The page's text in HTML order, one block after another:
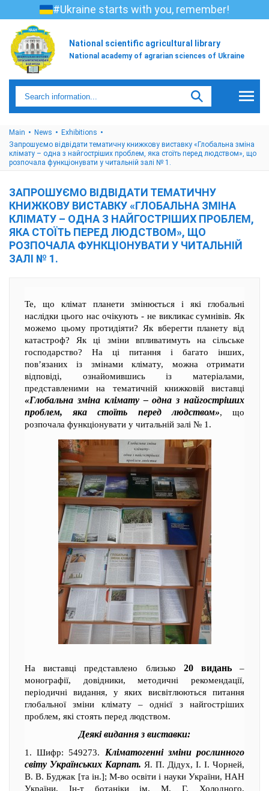
#Ukraine starts with you, remember!
National scientific agricultural library
National academy of agrarian sciences of Ukraine
Main News
Exhibitions
Запрошуємо відвідати тематичну книжкову виставку «Глобальна зміна
клімату – одна з найгостріших проблем, яка стоїть перед людством», що
розпочала функціонувати у читальній залі № 1.
ЗАПРОШУЄМО ВІДВІДАТИ ТЕМАТИЧНУ
КНИЖКОВУ ВИСТАВКУ «ГЛОБАЛЬНА ЗМІНА
КЛІМАТУ – ОДНА З НАЙГОСТРІШИХ ПРОБЛЕМ,
ЯКА СТОЇТЬ ПЕРЕД ЛЮДСТВОМ», ЩО
РОЗПОЧАЛА ФУНКЦІОНУВАТИ У ЧИТАЛЬНІЙ
ЗАЛІ № 1.
Те, що клімат планети змінюється і які глобальні
наслідки цього нас очікують - не викликає сумнівів. Як
можемо цьому протидіяти? Як вберегти планету від
катастроф? Як ці зміни впливатимуть на сільське
господарство? На ці питання і багато інших,
пов’язаних із змінами клімату, можна отримати
відповіді, ознайомившись із матеріалами,
представленими на тематичній книжковій виставці
«Глобальна зміна клімату – одна з найгостріших
проблем, яка стоїть перед людством», що
розпочала функціонувати у читальній залі № 1.
На виставці представлено близько 20 видань–
монографії, довідники, методичні рекомендації,
періодичні видання, у яких висвітлюються питання
глобальної зміни клімату – однієї з найгостріших
проблем, які стоять перед людством.
Деякі видання з виставки:
1. Шифр: 549273. Кліматогенні зміни рослинного
світу Українських Карпат. Я. П. Дідух, І. І. Чорней,
В. В. Буджак [та ін.]; М-во освіти і науки України, НАН
України, Ін-т ботаніки ім. М. Г. Холодного,